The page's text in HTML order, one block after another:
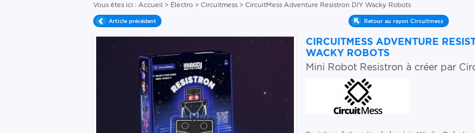
Vous êtes ici : Accueil > Électro > Circuitmess > CircuitMess Adventure Resistron DIY Wacky Robots
Article précédent Retour au rayon Circuitmess
CIRCUITMESS ADVENTURE
WACKY ROBOTS
Mini Robot Resistron à créer par